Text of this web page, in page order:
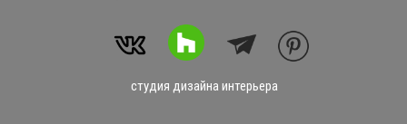
студия дизайна интерьера